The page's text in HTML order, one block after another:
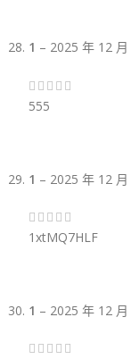
1 – 2025 年 12 月
555
1 – 2025 年 12 月
1xtMQ7HLF
1 – 2025 年 12 月